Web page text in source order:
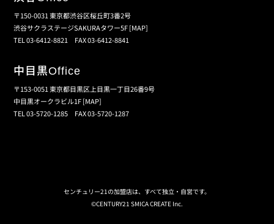
〒150-0031 東京都渋谷区桜丘町3番2号
渋谷サクラステージSAKURAタワー5F[MAP]
TEL 03-6412-8821 FAX 03-6412-8841
中目黒Office
〒153-0051 東京都目黒区上目黒一丁目26番9号
中目黒オークラビル1F[MAP]
TEL 03-5720-1285 FAX 03-5720-1287
センチュリー21の加盟店は、すべて独立・自営です。
©CENTURY21 SMICA CREATE Inc.